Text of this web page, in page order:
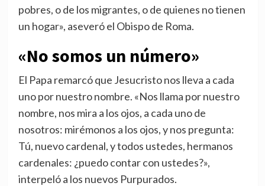
pobres, o de los migrantes, o de quienes no tienen
un hogar», aseveró el Obispo de Roma.
«No somos un número»
El Papa remarcó que Jesucristo nos lleva a cada
uno por nuestro nombre. «Nos llama por nuestro
nombre, nos mira a los ojos, a cada uno de
nosotros: mirémonos a los ojos, y nos pregunta:
Tú, nuevo cardenal, y todos ustedes, hermanos
cardenales: ¿puedo contar con ustedes?»,
interpeló a los nuevos Purpurados.